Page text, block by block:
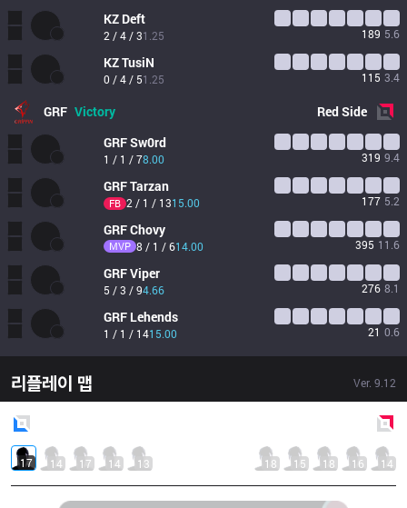
KZ Deft
2 / 4 / 31.25 189 5.6
KZTusiN
0 / 4 / 51.25 115 3.4
GRF Victory RedSide
GRFSw0rd
1 / 1 / 78.00 319 9.4
GRFTarzan
FB 2 / 1 / 1315.00 177 5.2
GRFChovy
MVP 8 / 1 / 614.00 395 11.6
GRFViper
5 / 3 / 94.66 276 8.1
GRF Lehends
1 / 1 / 1415.00 21 0.6
리플레이 맵 Ver. 9.12
17 14 17 14 13 18 15 18 16 14